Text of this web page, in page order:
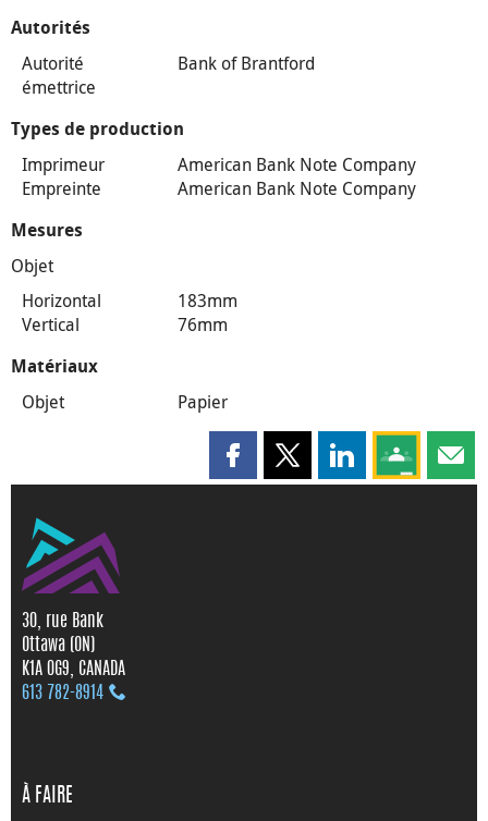
Autorités
Autorité
émettrice
Bank of Brantford
Types de production
Imprimeur
American Bank Note Company
Empreinte
American Bank Note Company
Mesures
Objet
Horizontal
183mm
Vertical
76mm
Matériaux
Objet Papier
Partager cette page sur
Partager cette page sur X
Partager cette
Partagez
30, rue Bank
Ottawa (ON)
K1A 0G9, CANADA
613 782‑8914
À FAIRE